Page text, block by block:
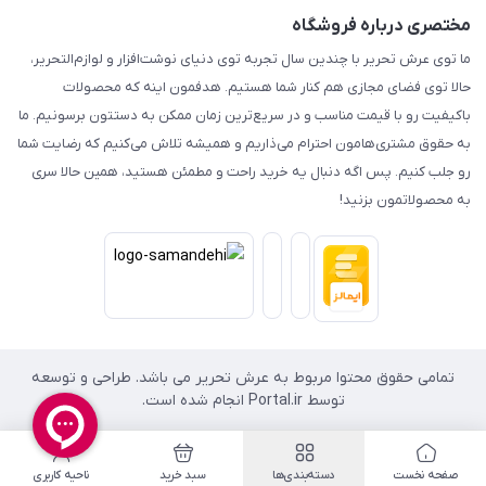
مختصری درباره فروشگاه
ما توی عرش تحریر با چندین سال تجربه توی دنیای نوشت‌افزار و لوازم‌التحریر،
حالا توی فضای مجازی هم کنار شما هستیم. هدفمون اینه که محصولات
باکیفیت رو با قیمت مناسب و در سریع‌ترین زمان ممکن به دستتون برسونیم. ما
به حقوق مشتری‌هامون احترام می‌ذاریم و همیشه تلاش می‌کنیم که رضایت شما
رو جلب کنیم. پس اگه دنبال یه خرید راحت و مطمئن هستید، همین حالا سری
به محصولاتمون بزنید!
تمامی حقوق محتوا مربوط به عرش تحریر می باشد. طراحی و توسعه
توسط Portal.ir انجام شده است.
صفحه نخست دسته‌بندی‌ها سبد خرید ناحیه کاربری